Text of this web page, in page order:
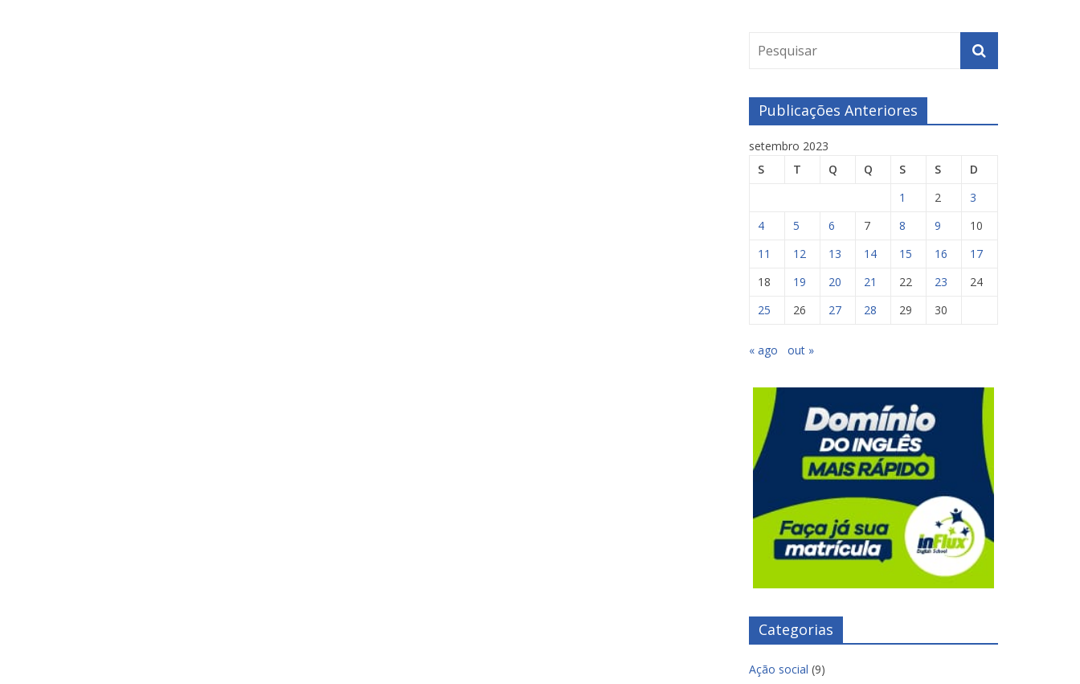
Publicações Anteriores
setembro 2023
S
T Q Q S S
D
1
2
3
4
5 6 7 8 9
10
11
12 13 14 15 16
17
18
19 20 21 22 23
24
25
26 27 28 29 30
« ago out »
Categorias
Ação social (9)